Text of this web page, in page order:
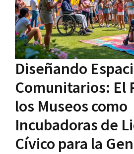
Diseñando
Comunitarios: El
los Museos como
Incubadoras de
Cívico para la